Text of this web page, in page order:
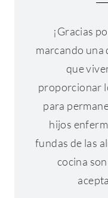
¡Gracias
marcando una
que
proporcionar
para
hijos
fundas de las
cocina